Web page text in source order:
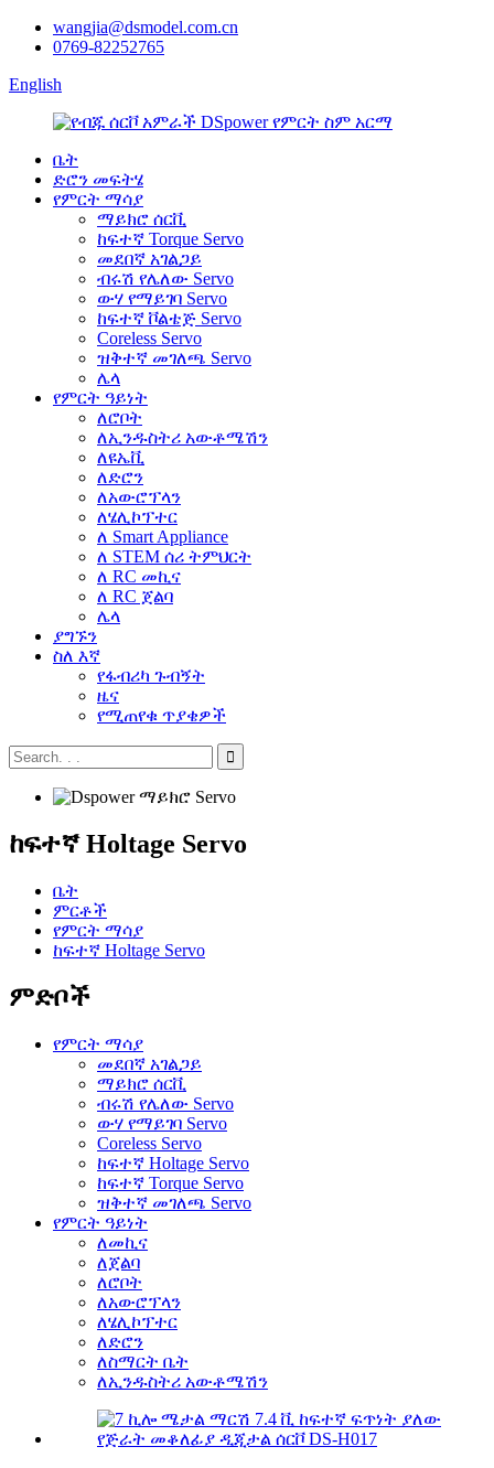
wangjia@dsmodel.com.cn
0769-82252765
English
ቤት
ድሮን መፍትሄ
የምርት ማሳያ
ማይክሮ ሰርቪ
ከፍተኛ Torque Servo
መደበኛ አገልጋይ
ብሩሽ የሌለው Servo
ውሃ የማይገባ Servo
ከፍተኛ ቮልቴጅ Servo
Coreless Servo
ዝቅተኛ መገለጫ Servo
ሌላ
የምርት ዓይነት
ለሮቦት
ለኢንዱስትሪ አውቶሜሽን
ለዩኤቪ
ለድሮን
ለአውሮፕላን
ለሄሊኮፕተር
ለ Smart Appliance
ለ STEM ሰሪ ትምህርት
ለ RC መኪና
ለ RC ጀልባ
ሌላ
ያግኙን
ስለ እኛ
የፋብሪካ ጉብኝት
ዜና
የሚጠየቁ ጥያቄዎች
ከፍተኛ Holtage Servo
ቤት
ምርቶች
የምርት ማሳያ
ከፍተኛ Holtage Servo
ምድቦች
የምርት ማሳያ
መደበኛ አገልጋይ
ማይክሮ ሰርቪ
ብሩሽ የሌለው Servo
ውሃ የማይገባ Servo
Coreless Servo
ከፍተኛ Holtage Servo
ከፍተኛ Torque Servo
ዝቅተኛ መገለጫ Servo
የምርት ዓይነት
ለመኪና
ለጀልባ
ለሮቦት
ለአውሮፕላን
ለሄሊኮፕተር
ለድሮን
ለስማርት ቤት
ለኢንዱስትሪ አውቶሜሽን